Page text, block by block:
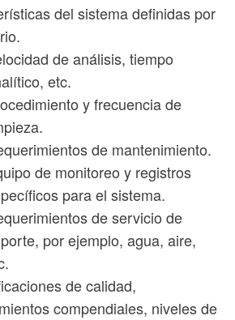
del sistema definidas por
de análisis, tiempo
etc.
y frecuencia de
de mantenimiento.
de monitoreo y registros
para el sistema.
de servicio de
por ejemplo, agua, aire,
de calidad,
compendiales, niveles de